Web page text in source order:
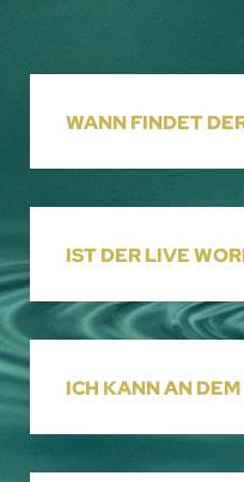
WANN FINDET
IST DER LIVE
ICH KANN AN